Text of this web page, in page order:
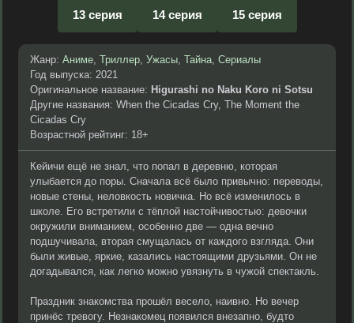
13 серия 14 серия 15 серия
Жанр: Аниме, Триллер, Ужасы, Тайна, Сериалы
Год выпуска: 2021
Оригинальное название: Higurashi no Naku Koro ni Sotsu
Другие названия: When the Cicadas Cry, The Moment the
Cicadas Cry
Возрастной рейтинг: 18+
Кейичи ещё не знал, что попал в деревню, которая
улыбается до поры. Сначала всё было привычно: переводы,
новые стены, неловкость новичка. Но всё изменилось в
школе. Его встретили с тёплой настойчивостью: девочки
окружили вниманием, особенно две — одна вечно
подшучивала, вторая смущалась от каждого взгляда. Они
были живые, яркие, казались настоящими друзьями. Он не
догадывался, как легко можно увязнуть в чужой спектакль.
Праздник знакомства прошёл весело, наивно. Но вечер
принёс тревогу. Незнакомец появился внезапно, будто